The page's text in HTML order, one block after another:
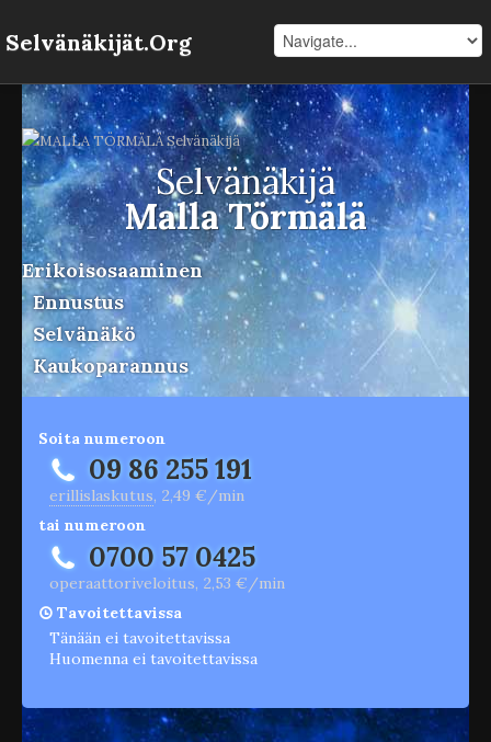
Selvänäkijät.Org
Selvänäkijä
Malla Törmälä
Erikoisosaaminen
Ennustus
Selvänäkö
Kaukoparannus
Soita numeroon
09 86 255 191
erillislaskutus, 2,49 €/min
tai numeroon
0700 57 0425
operaattoriveloitus, 2,53 €/min
Tavoitettavissa
Tänään ei tavoitettavissa
Huomenna ei tavoitettavissa